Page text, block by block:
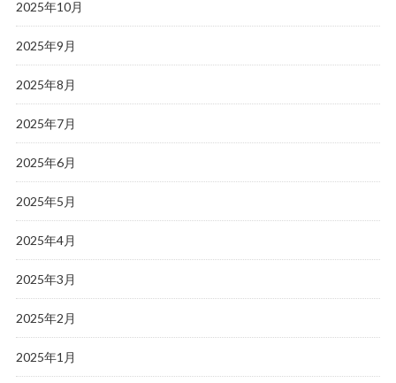
2025年10月
2025年9月
2025年8月
2025年7月
2025年6月
2025年5月
2025年4月
2025年3月
2025年2月
2025年1月